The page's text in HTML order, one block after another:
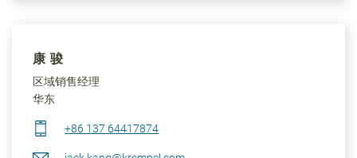
康 骏
区域销售经理
华东
+86 137 64417874